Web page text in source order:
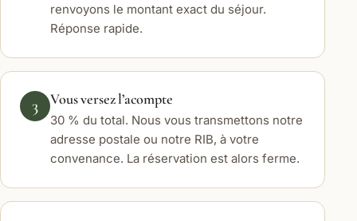
renvoyons le montant exact du séjour.
Réponse rapide.
3 Vous versez l’acompte
30 % du total. Nous vous transmettons notre
adresse postale ou notre RIB, à votre
convenance. La réservation est alors ferme.